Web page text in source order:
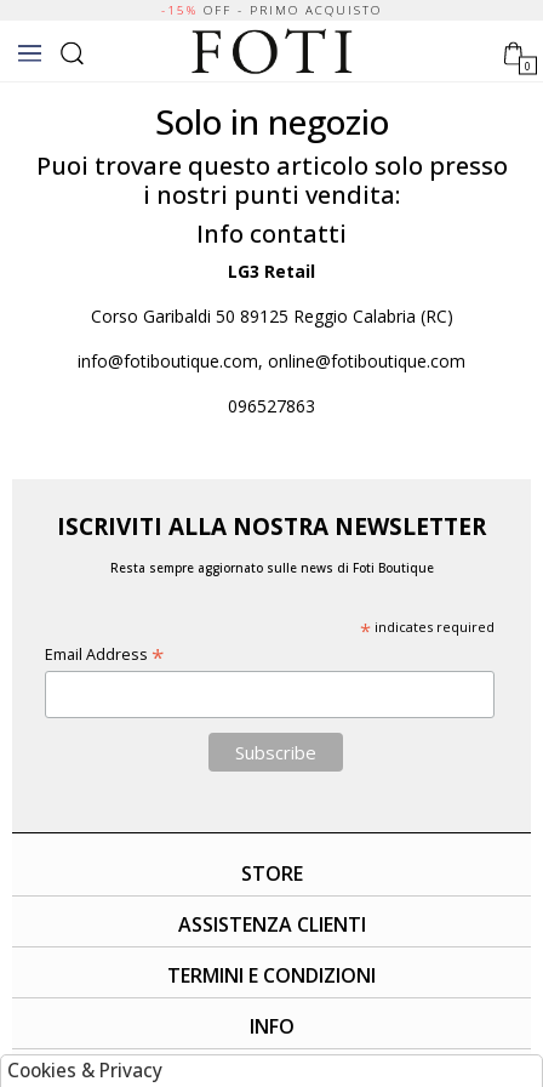
-15% OFF - PRIMO ACQUISTO
0
Solo in negozio
Puoi trovare questo articolo solo presso
i nostri punti vendita:
Info contatti
LG3 Retail
Corso Garibaldi 50 89125 Reggio Calabria (RC)
info@fotiboutique.com, online@fotiboutique.com
096527863
ISCRIVITI ALLA NOSTRA NEWSLETTER
Resta sempre aggiornato sulle news di Foti Boutique
*indicates required
Email Address *
STORE
ASSISTENZA CLIENTI
TERMINI E CONDIZIONI
INFO
Cookies & Privacy